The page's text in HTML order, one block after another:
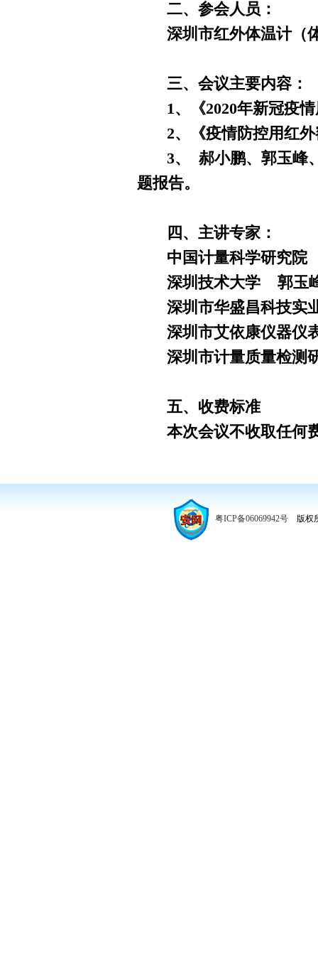
二、参会人员：
深圳市红外体温计（体
三、会议主要内容：
1、《2020年新冠疫情
2、《疫情防控用红外
3、 郝小鹏、郭玉峰、
题报告。
四、主讲专家：
中国计量科学研究院
深圳技术大学 郭玉
深圳市华盛昌科技实
深圳市艾依康仪器仪
深圳市计量质量检测
五、收费标准
本次会议不收取任何
粤ICP备06069942号 版权